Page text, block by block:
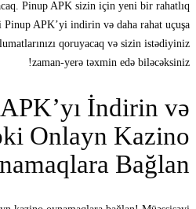
Pinup APK sizin için yeni bir rahatlıq
Pinup APK’yi indirin və daha rahat uçuşa
qoruyacaq və sizin istədiyiniz
zaman-yerə təxmin edə biləcəksiniz!
İndirin və
Onlayn Kazino
Bağlan